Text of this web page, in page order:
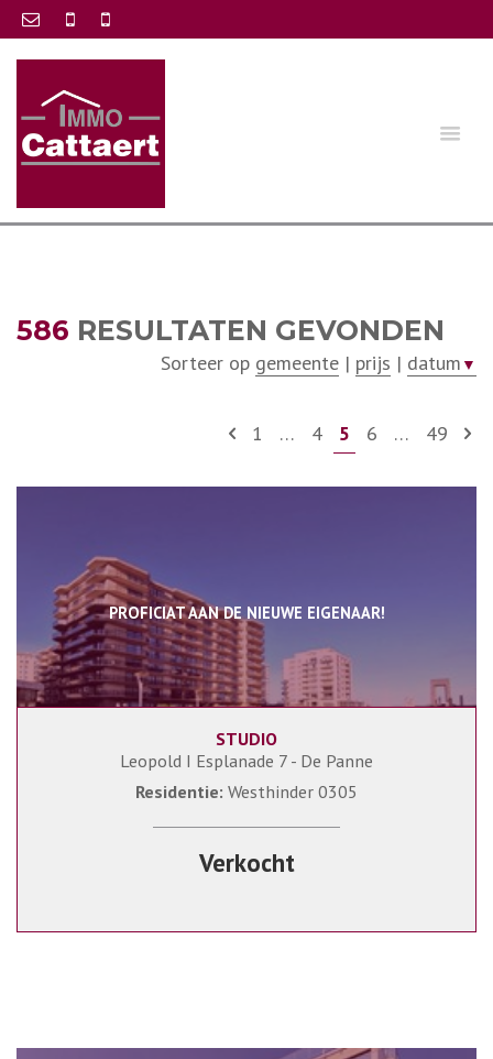
586 RESULTATEN GEVONDEN
Sorteer op gemeente | prijs | datum ▼
1 … 4 5 6 … 49
PROFICIAT AAN DE NIEUWE EIGENAAR!
41 m²
STUDIO
Leopold I Esplanade 7 - De Panne
Residentie: Westhinder 0305
Verkocht